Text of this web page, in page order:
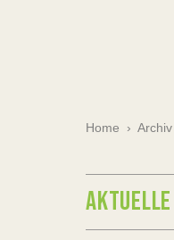
Home › Archiv